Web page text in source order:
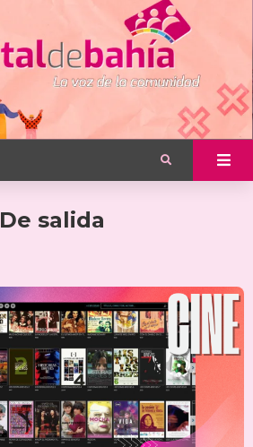
De salida